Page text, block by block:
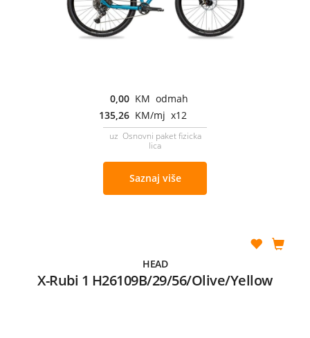
0,00 KM odmah
135,26 KM/mj x12
uz Osnovni paket fizicka
lica
Saznaj više
HEAD
X-Rubi 1 H26109B/29/56/Olive/Yellow